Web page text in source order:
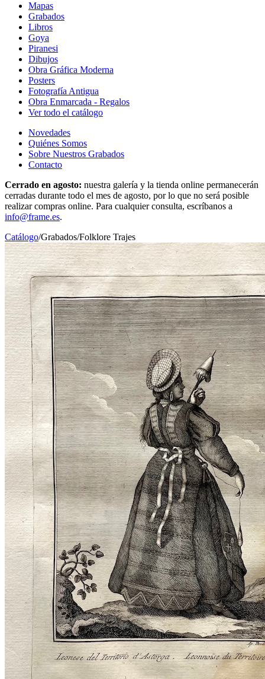
Mapas
Grabados
Libros
Goya
Piranesi
Dibujos
Obra Gráfica Moderna
Posters
Fotografía Antigua
Obra Enmarcada - Regalos
Ver todo el catálogo
Novedades
Quiénes Somos
Sobre Nuestros Grabados
Contacto
Cerrado en agosto: nuestra galería y la tienda online permanecerán
cerradas durante todo el mes de agosto, por lo que no será posible
realizar compras online. Para cualquier consulta, escríbanos a
info@frame.es.
Catálogo/Grabados/Folklore Trajes